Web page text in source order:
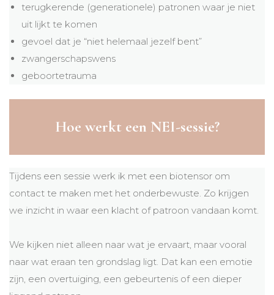
terugkerende (generationele) patronen waar je niet
uit lijkt te komen
gevoel dat je “niet helemaal jezelf bent”
zwangerschapswens
geboortetrauma
Hoe werkt een NEI-sessie?
Tijdens een sessie werk ik met een biotensor om
contact te maken met het onderbewuste. Zo krijgen
we inzicht in waar een klacht of patroon vandaan komt.
We kijken niet alleen naar wat je ervaart, maar vooral
naar wat eraan ten grondslag ligt. Dat kan een emotie
zijn, een overtuiging, een gebeurtenis of een dieper